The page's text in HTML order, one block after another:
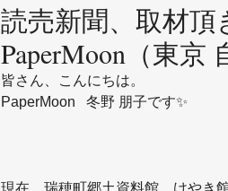
読売新聞、取材
PaperMoon（東京
皆さん、こんにちは。
PaperMoon   冬野 朋子です✨
現在、瑞穂町郷土資料館　けやき